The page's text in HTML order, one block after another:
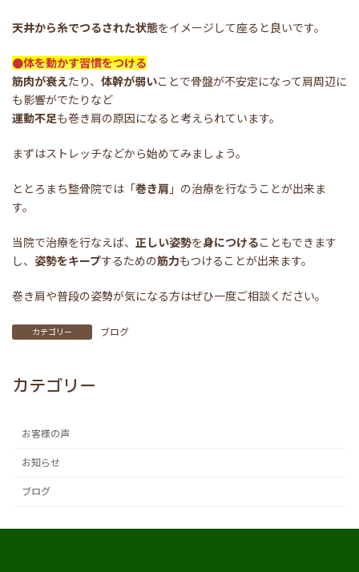
天井から糸でつるされた状態をイメージして座ると良いです。
●体を動かす習慣をつける
筋肉が衰えたり、 体幹が弱いことで骨盤が不安定になって肩周辺に
も影響がでたりなど
運動不足も巻き肩の原因になると考えられています。
まずはストレッチなどから始めてみましょう。
ととろまち整骨院では「巻き肩 」の治療を行なうことが出来ま
す。
当院で治療を行なえば、 正しい姿勢を身につけることもできます
し、 姿勢をキープするための筋力もつけることが出来ます。
巻き肩や普段の姿勢が気になる方はぜひ一度ご相談ください。
カテゴリー ブログ
カテゴリー
お客様の声
お知らせ
ブログ